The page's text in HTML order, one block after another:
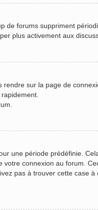
de forums suppriment
plus activement aux
sur la page de
une période prédéfinie.
connexion au forum.
pas à trouver cette case à